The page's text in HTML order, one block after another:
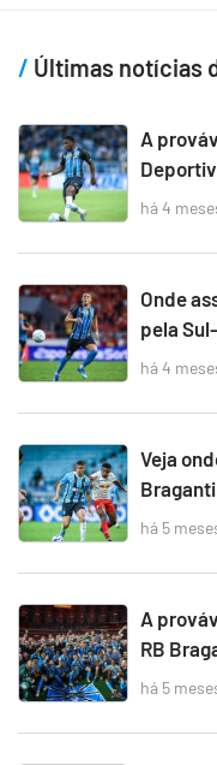
Últimas notícias
A
há 4
Onde
pela
há 4
Veja
há 5
A
RB
há 5